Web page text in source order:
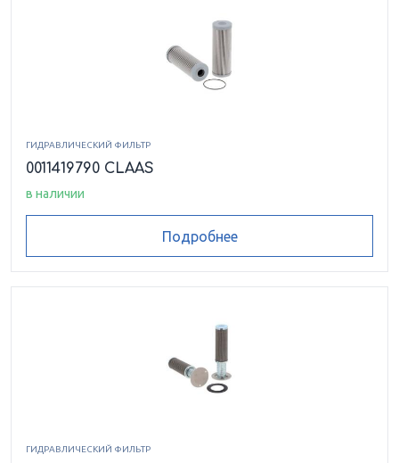
ГИДРАВЛИЧЕСКИЙ ФИЛЬТР
0011419790 CLAAS
в наличии
Подробнее
ГИДРАВЛИЧЕСКИЙ ФИЛЬТР